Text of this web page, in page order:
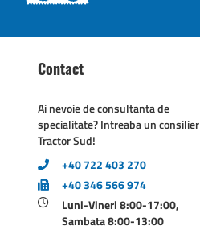
Contact
Ai nevoie de consultanta de
specialitate? Intreaba un consilier
Tractor Sud!
+40 722 403 270
+40 346 566 974
Luni-Vineri 8:00-17:00,
Sambata 8:00-13:00